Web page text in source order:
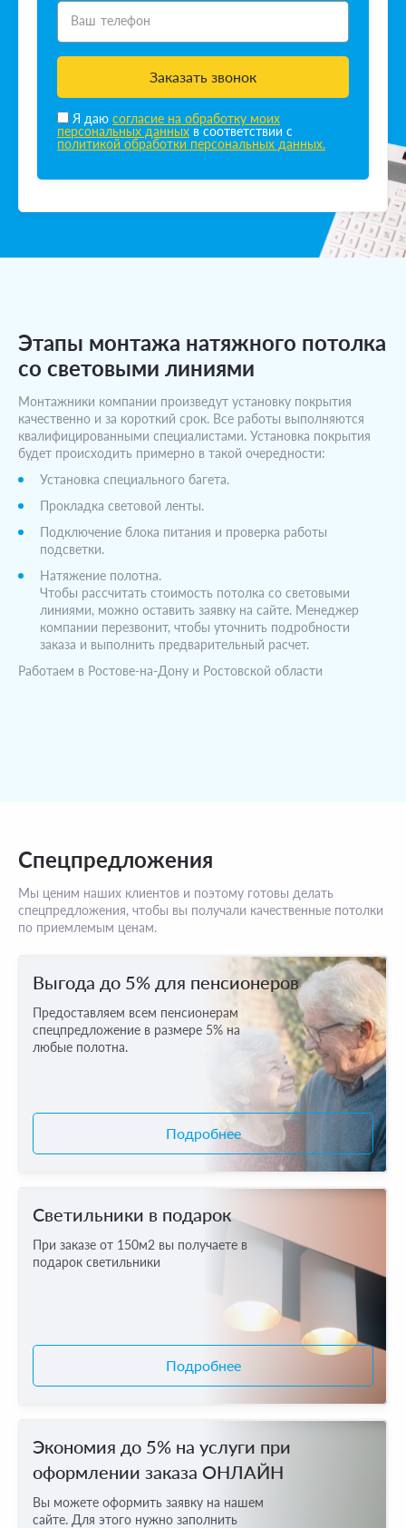
Ваш телефон
Заказать звонок
Я даю согласие на обработку моих
персональных данных в соответствии с
политикой обработки персональных данных.
Этапы монтажа натяжного потолка
со световыми линиями
Монтажники компании произведут установку покрытия
качественно и за короткий срок. Все работы выполняются
квалифицированными специалистами. Установка покрытия
будет происходить примерно в такой очередности:
Установка специального багета.
Прокладка световой ленты.
Подключение блока питания и проверка работы
подсветки.
Натяжение полотна.
Чтобы рассчитать стоимость потолка со световыми
линиями, можно оставить заявку на сайте. Менеджер
компании перезвонит, чтобы уточнить подробности
заказа и выполнить предварительный расчет.
Работаем в Ростове-на-Дону и Ростовской области
Спецпредложения
Мы ценим наших клиентов и поэтому готовы делать
спецпредложения, чтобы вы получали качественные потолки
по приемлемым ценам.
Выгода до 5% для пенсионеров
Предоставляем всем пенсионерам
спецпредложение в размере 5% на
любые полотна.
Подробнее
Светильники в подарок
При заказе от 150м2 вы получаете в
подарок светильники
Подробнее
Экономия до 5% на услуги при
оформлении заказа ОНЛАЙН
Вы можете оформить заявку на нашем
сайте. Для этого нужно заполнить